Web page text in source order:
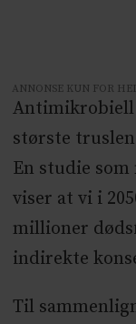
ANNONSE KUN FOR
Antimikrobiell
største
En studie
viser at vi i
millioner
indirekte
Til